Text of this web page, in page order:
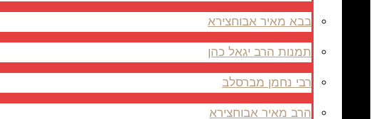
בבא מאיר אבוחצירא
תמנות הרב יגאל כהן
רבי נחמן מברסלב
הרב מאיר אבוחצירא